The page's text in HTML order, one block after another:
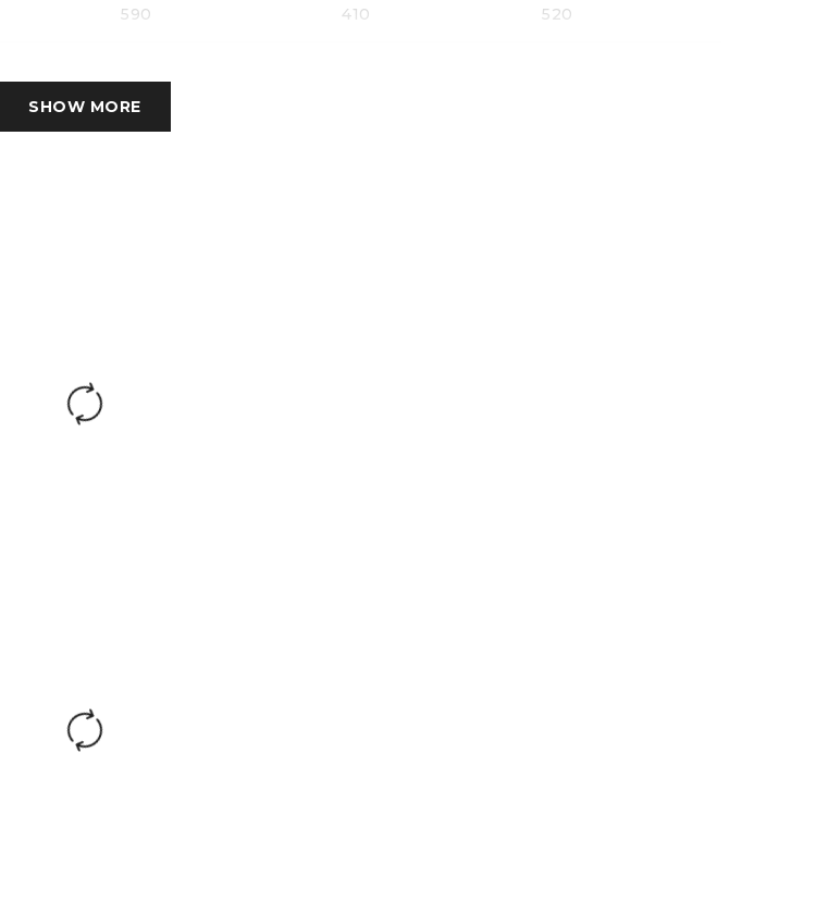
590 410 520
SHOW MORE